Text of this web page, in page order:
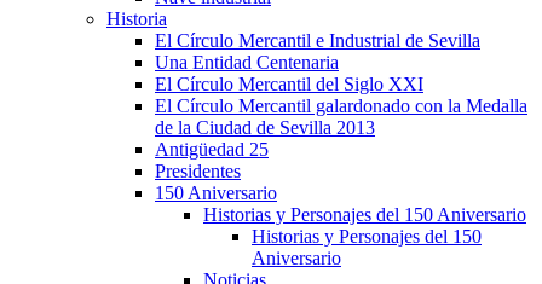
Historia
El Círculo Mercantil e Industrial de Sevilla
Una Entidad Centenaria
El Círculo Mercantil del Siglo XXI
El Círculo Mercantil galardonado con la Medalla
de la Ciudad de Sevilla 2013
Antigüedad 25
Presidentes
150 Aniversario
Historias y Personajes del 150 Aniversario
Historias y Personajes del 150
Aniversario
Noticias